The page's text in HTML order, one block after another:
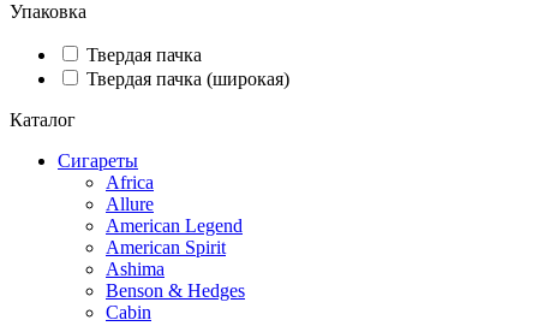
Упаковка
Твердая пачка
Твердая пачка (широкая)
Каталог
Сигареты
Africa
Allure
American Legend
American Spirit
Ashima
Benson & Hedges
Cabin